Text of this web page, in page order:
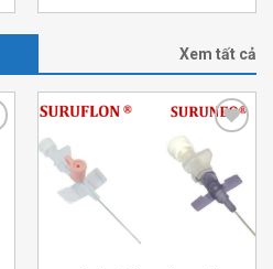
Xem tất cả
Add to
Wishlist